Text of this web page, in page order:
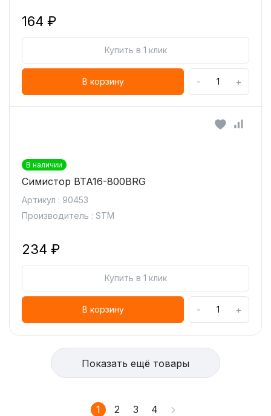
164 ₽
Купить в 1 клик
В корзину - +
В наличии
Симистор BTA16-800BRG
Артикул : 90453
Производитель : STM
234 ₽
Купить в 1 клик
В корзину - +
Показать ещё товары
1 2 3 4